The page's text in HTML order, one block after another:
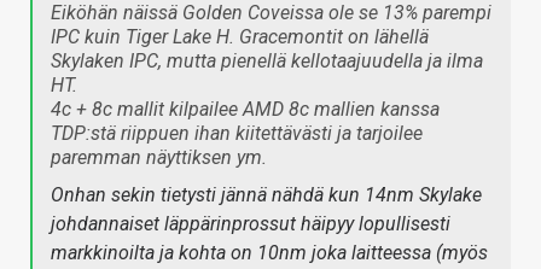
Eiköhän näissä Golden Coveissa ole se 13% parempi
IPC kuin Tiger Lake H. Gracemontit on lähellä
Skylaken IPC, mutta pienellä kellotaajuudella ja ilma
HT.
4c + 8c mallit kilpailee AMD 8c mallien kanssa
TDP:stä riippuen ihan kiitettävästi ja tarjoilee
paremman näyttiksen ym.
Onhan sekin tietysti jännä nähdä kun 14nm Skylake
johdannaiset läppärinprossut häipyy lopullisesti
markkinoilta ja kohta on 10nm joka laitteessa (myös